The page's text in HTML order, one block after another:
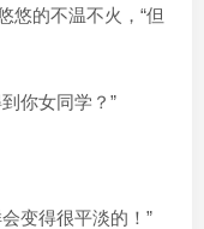
悠的不温不火，“但
你女同学？”
变得很平淡的！”